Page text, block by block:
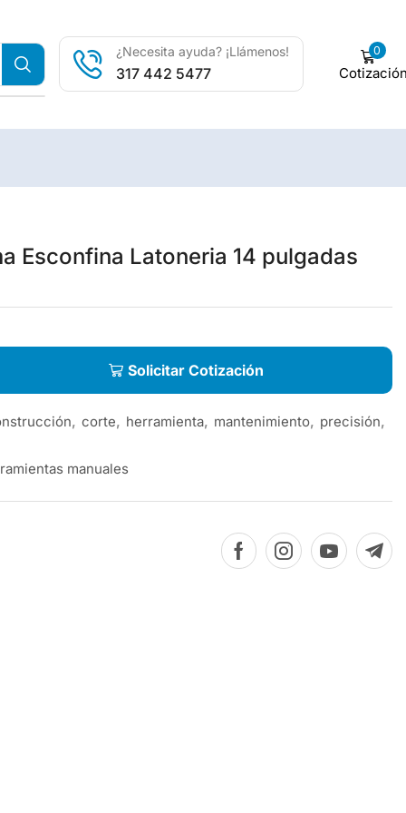
¿Necesita ayuda? ¡Llámenos!
317 442 5477
0
Esconfina Latoneria 14 pulgadas
Solicitar Cotización
, corte, herramienta, mantenimiento, precisión,
manuales